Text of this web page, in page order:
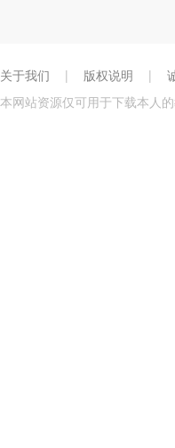
关于我们 | 版权说明 |
本网站资源仅可用于下载本人